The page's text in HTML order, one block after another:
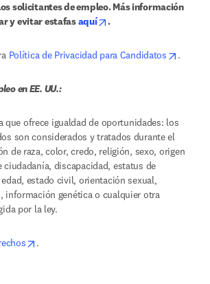
solicitantes de empleo. Más información
y evitar estafas aquí opens in new tab/
.
Política de Privacidad para Candidatos opens
.
en EE. UU.:
que ofrece igualdad de oportunidades: los
son considerados y tratados durante el
de raza, color, credo, religión, sexo, origen
ciudadanía, discapacidad, estatus de
estado civil, orientación sexual,
información genética o cualquier otra
por la ley.
opens in new tab/window
.